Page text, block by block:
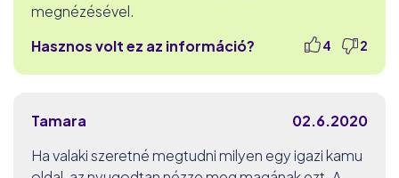
megnézésével.
Hasznos volt ez az információ?
4 2
Tamara
02.6.2020
Ha valaki szeretné megtudni milyen egy igazi kamu